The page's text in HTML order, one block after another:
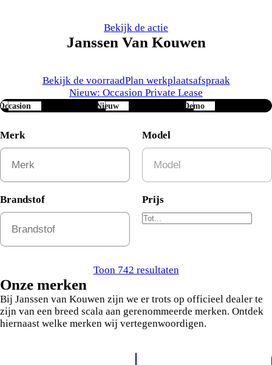
Bekijk de actie
Janssen Van Kouwen
Bekijk de voorraadPlan werkplaatsafspraak
Nieuw: Occasion Private Lease
Nieuw Demo
Merk Model
Brandstof Prijs
Toon 742 resultaten
Onze merken
Bij Janssen van Kouwen zijn we er trots op officieel dealer te
zijn van een breed scala aan gerenommeerde merken. Ontdek
hiernaast welke merken wij vertegenwoordigen.